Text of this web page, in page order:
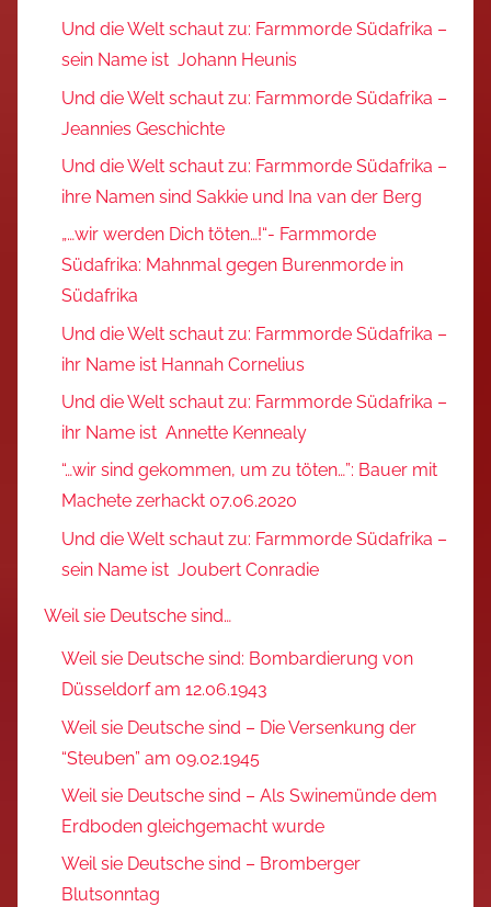
Und die Welt schaut zu: Farmmorde Südafrika –
sein Name ist Johann Heunis
Und die Welt schaut zu: Farmmorde Südafrika –
Jeannies Geschichte
Und die Welt schaut zu: Farmmorde Südafrika –
ihre Namen sind Sakkie und Ina van der Berg
„…wir werden Dich töten…!“- Farmmorde
Südafrika: Mahnmal gegen Burenmorde in
Südafrika
Und die Welt schaut zu: Farmmorde Südafrika –
ihr Name ist Hannah Cornelius
Und die Welt schaut zu: Farmmorde Südafrika –
ihr Name ist Annette Kennealy
“…wir sind gekommen, um zu töten…”: Bauer mit
Machete zerhackt 07.06.2020
Und die Welt schaut zu: Farmmorde Südafrika –
sein Name ist Joubert Conradie
Weil sie Deutsche sind…
Weil sie Deutsche sind: Bombardierung von
Düsseldorf am 12.06.1943
Weil sie Deutsche sind – Die Versenkung der
“Steuben” am 09.02.1945
Weil sie Deutsche sind – Als Swinemünde dem
Erdboden gleichgemacht wurde
Weil sie Deutsche sind – Bromberger
Blutsonntag